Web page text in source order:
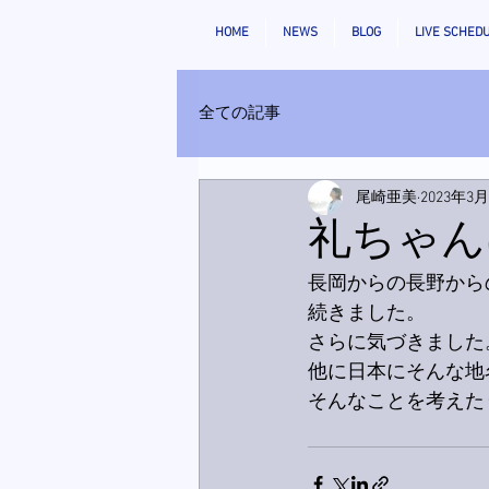
HOME NEWS BLOG LIVE
全ての記事
礼ちゃ
尾崎亜美 2023年3
長岡からの長野か
続きました。
さらに気づきまし
他に日本にそんな
そんなことを考え